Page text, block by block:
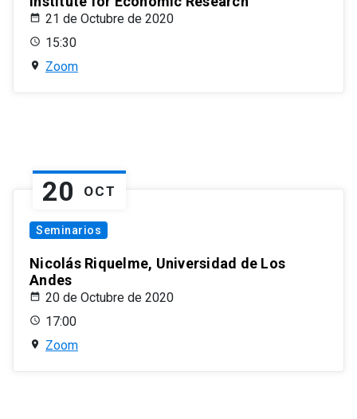
21 de Octubre de 2020
15:30
Zoom
20 OCT
Seminarios
Nicolás Riquelme, Universidad de Los
Andes
20 de Octubre de 2020
17:00
Zoom